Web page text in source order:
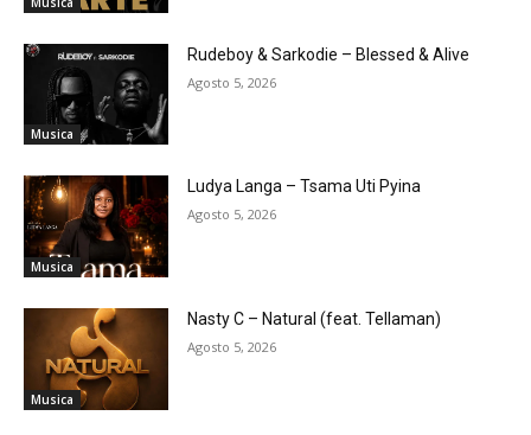
Musica
Rudeboy & Sarkodie – Blessed & Alive
Agosto 5, 2026
Musica
Ludya Langa – Tsama Uti Pyina
Agosto 5, 2026
Musica
Nasty C – Natural (feat. Tellaman)
Agosto 5, 2026